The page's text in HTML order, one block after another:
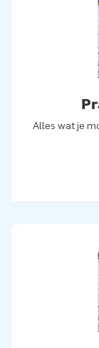
Alles wat je